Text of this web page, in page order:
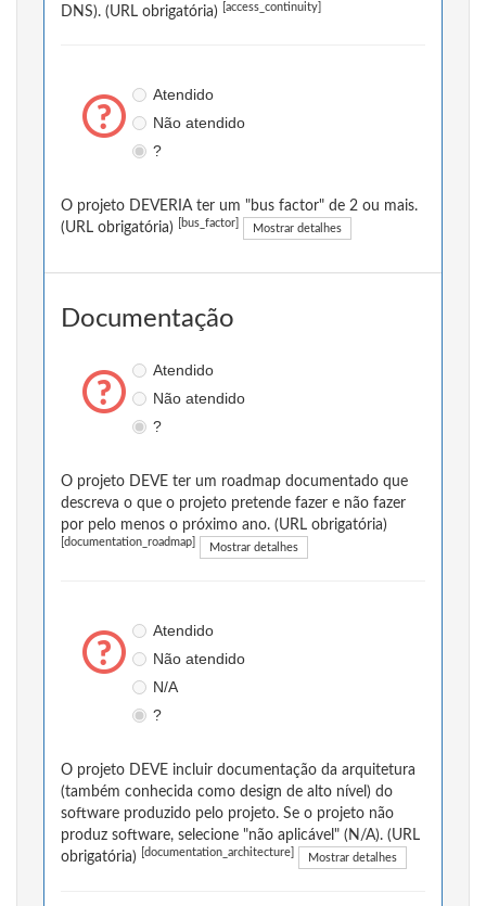
DNS). (URL obrigatória)
[access_continuity]
Atendido
Não atendido
?
O projeto DEVERIA ter um "bus factor" de 2 ou mais.
(URL obrigatória)
[bus_factor] Mostrar detalhes
Documentação
Atendido
Não atendido
?
O projeto DEVE ter um roadmap documentado que
descreva o que o projeto pretende fazer e não fazer
por pelo menos o próximo ano. (URL obrigatória)
[documentation_roadmap] Mostrar detalhes
Atendido
Não atendido
N/A
?
O projeto DEVE incluir documentação da arquitetura
(também conhecida como design de alto nível) do
software produzido pelo projeto. Se o projeto não
produz software, selecione "não aplicável" (N/A). (URL
obrigatória)
[documentation_architecture] Mostrar detalhes